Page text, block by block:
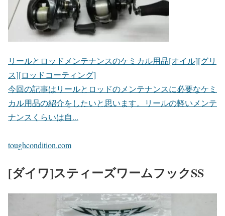
リールとロッドメンテナンスのケミカル用品[オイル][グリ
ス][ロッドコーティング]
今回の記事はリールとロッドのメンテナンスに必要なケミ
カル用品の紹介をしたいと思います。リールの軽いメンテ
ナンスくらいは自...
toughcondition.com
[ダイワ]スティーズワームフックSS